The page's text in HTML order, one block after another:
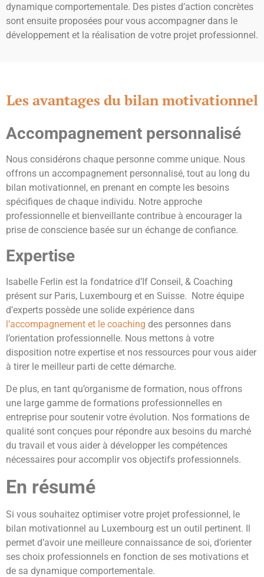
dynamique comportementale. Des pistes d’action concrètes
sont ensuite proposées pour vous accompagner dans le
développement et la réalisation de votre projet professionnel.
Les avantages du bilan motivationnel
Accompagnement personnalisé
Nous considérons chaque personne comme unique. Nous
offrons un accompagnement personnalisé, tout au long du
bilan motivationnel, en prenant en compte les besoins
spécifiques de chaque individu. Notre approche
professionnelle et bienveillante contribue à encourager la
prise de conscience basée sur un échange de confiance.
Expertise
Isabelle Ferlin est la fondatrice d’If Conseil, & Coaching
présent sur Paris, Luxembourg et en Suisse. Notre équipe
d’experts possède une solide expérience dans
l’accompagnement et le coaching des personnes dans
l’orientation professionnelle. Nous mettons à votre
disposition notre expertise et nos ressources pour vous aider
à tirer le meilleur parti de cette démarche.
De plus, en tant qu’organisme de formation, nous offrons
une large gamme de formations professionnelles en
entreprise pour soutenir votre évolution. Nos formations de
qualité sont conçues pour répondre aux besoins du marché
du travail et vous aider à développer les compétences
nécessaires pour accomplir vos objectifs professionnels.
En résumé
Si vous souhaitez optimiser votre projet professionnel, le
bilan motivationnel au Luxembourg est un outil pertinent. Il
permet d’avoir une meilleure connaissance de soi, d’orienter
ses choix professionnels en fonction de ses motivations et
de sa dynamique comportementale.